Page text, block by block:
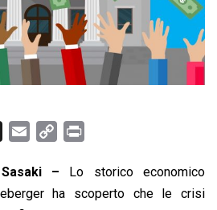
r
e
a
i
p
y
n
– Lo storico economico
ha scoperto che le crisi